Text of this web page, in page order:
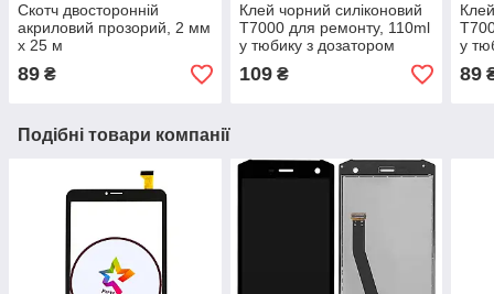
Скотч двосторонній
акриловий прозорий, 2 мм
x 25 м
89 ₴
Клей чорний силіконовий
T7000 для ремонту, 110ml
у тюбику з дозатором
109₴
у
89
Подібні товари компанії